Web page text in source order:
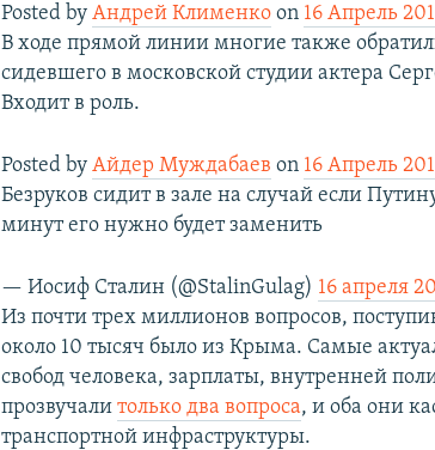
Posted byАндрей Клименко on 16 Апрель
В ходе прямой линии многие также
сидевшего в московской студии актера
Входит в роль.
Posted byАйдер Муждабаев on 16 Апрель
Безруков сидит в зале на случай если
минут его нужно будет заменить
— Иосиф Сталин (@StalinGulag) 16 апреля
Из почти трех миллионов вопросов,
около 10 тысяч было из Крыма. Самые
свобод человека, зарплаты, внутренней
прозвучалитолько два вопроса, и оба они
транспортной инфраструктуры.